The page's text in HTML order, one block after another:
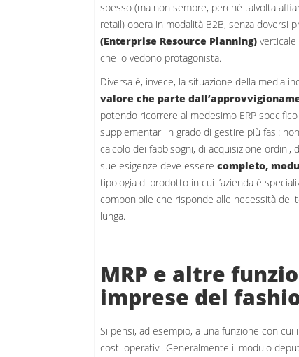
spesso (ma non sempre, perché talvolta
retail) opera in modalità B2B, senza doversi
(Enterprise Resource Planning)
che lo vedono protagonista.
Diversa è, invece, la situazione della media
valore che parte
potendo ricorrere al medesimo ERP
supplementari in grado di gestire più fasi:
calcolo dei fabbisogni, di acquisizione ordini,
sue esigenze deve essere completo,
tipologia di prodotto in cui l’azienda è
componibile che risponde alle necessità del
lunga.
MRP e altre
imprese del
Si pensi, ad esempio, a una funzione con
costi operativi. Generalmente il modulo